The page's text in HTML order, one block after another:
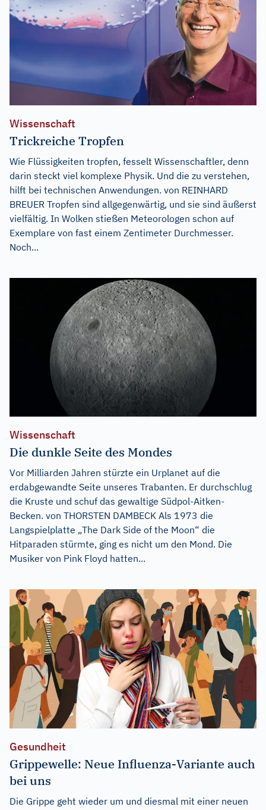
Wissenschaft
Trickreiche Tropfen
Wie Flüssigkeiten tropfen, fesselt Wissenschaftler, denn
darin steckt viel komplexe Physik. Und die zu verstehen,
hilft bei technischen Anwendungen. von REINHARD
BREUER Tropfen sind allgegenwärtig, und sie sind äußerst
vielfältig. In Wolken stießen Meteorologen schon auf
Exemplare von fast einem Zentimeter Durchmesser.
Noch...
Wissenschaft
Die dunkle Seite des Mondes
Vor Milliarden Jahren stürzte ein Urplanet auf die
erdabgewandte Seite unseres Trabanten. Er durchschlug
die Kruste und schuf das gewaltige Südpol-Aitken-
Becken. von THORSTEN DAMBECK Als 1973 die
Langspielplatte „The Dark Side of the Moon“ die
Hitparaden stürmte, ging es nicht um den Mond. Die
Musiker von Pink Floyd hatten...
Gesundheit
Grippewelle: Neue Influenza-Variante auch
bei uns
Die Grippe geht wieder um und diesmal mit einer neuen